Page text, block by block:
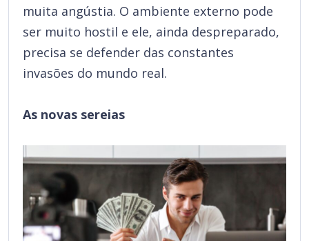
muita angústia. O ambiente externo pode
ser muito hostil e ele, ainda despreparado,
precisa se defender das constantes
invasões do mundo real.
As novas sereias